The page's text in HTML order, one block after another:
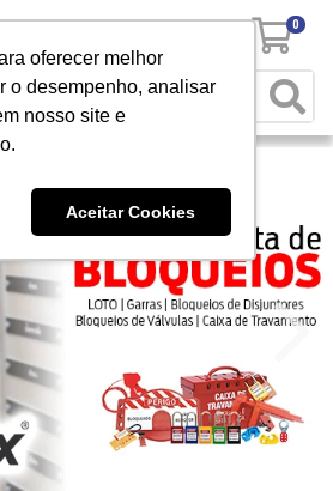
oferecer melhor
o desempenho, analisar
nosso site e
Aceitar Cookies
0